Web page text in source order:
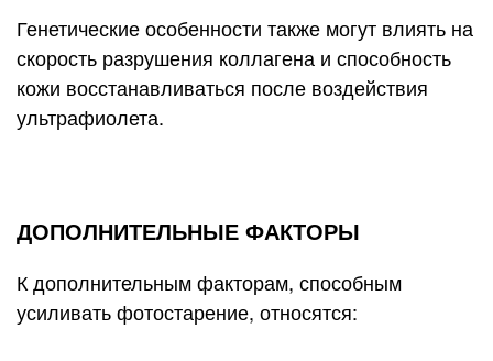
Генетические особенности также могут влиять на
скорость разрушения коллагена и способность
кожи восстанавливаться после воздействия
ультрафиолета.
ДОПОЛНИТЕЛЬНЫЕ ФАКТОРЫ
К дополнительным факторам, способным
усиливать фотостарение, относятся: